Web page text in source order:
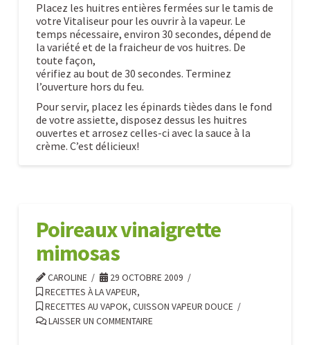
Placez les huitres entières fermées sur le tamis de
votre Vitaliseur pour les ouvrir à la vapeur. Le
temps nécessaire, environ 30 secondes, dépend de
la variété et de la fraicheur de vos huitres. De
toute façon,
vérifiez au bout de 30 secondes. Terminez
l’ouverture hors du feu.
Pour servir, placez les épinards tièdes dans le fond
de votre assiette, disposez dessus les huitres
ouvertes et arrosez celles-ci avec la sauce à la
crème. C’est délicieux!
Huitres
Poireaux vinaigrette
mimosas
CAROLINE
29 OCTOBRE 2009
RECETTES À LA VAPEUR,
RECETTES AU VAPOK, CUISSON VAPEUR DOUCE
LAISSER UN COMMENTAIRE